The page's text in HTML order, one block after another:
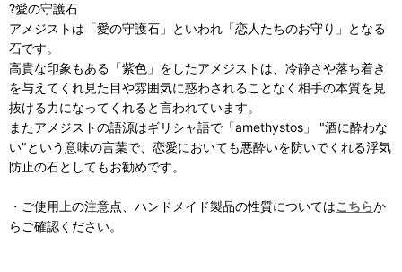
?愛の守護石
アメジストは「愛の守護石」といわれ「恋人たちのお守り」となる
石です。
高貴な印象もある「紫色」をしたアメジストは、冷静さや落ち着き
を与えてくれ見た目や雰囲気に惑わされることなく相手の本質を見
抜ける力になってくれると言われています。
またアメジストの語源はギリシャ語で「amethystos」 "酒に酔わな
い"という意味の言葉で、恋愛においても悪酔いを防いでくれる浮気
防止の石としてもお勧めです。
・ご使用上の注意点、ハンドメイド製品の性質についてはこちらか
らご確認ください。